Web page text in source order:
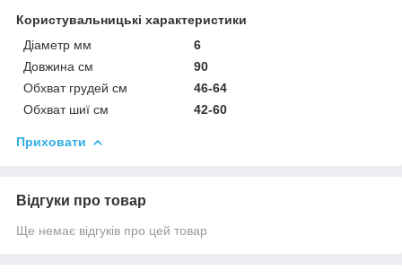
Користувальницькі характеристики
Діаметр мм
6
Довжина см
90
Обхват грудей см
46-64
Обхват шиї см
42-60
Приховати
Відгуки про товар
Ще немає відгуків про цей товар